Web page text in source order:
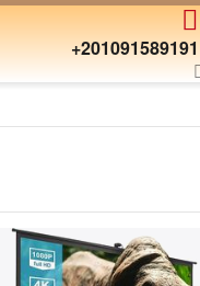
+201091589191